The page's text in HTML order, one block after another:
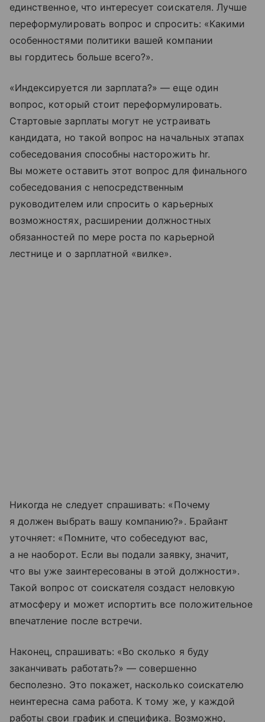
единственное, что интересует соискателя. Лучше
переформулировать вопрос и спросить: «Какими
особенностями политики вашей компании
вы гордитесь больше всего?».
«Индексируется ли зарплата?» — еще один
вопрос, который стоит переформулировать.
Стартовые зарплаты могут не устраивать
кандидата, но такой вопрос на начальных этапах
собеседования способны насторожить hr.
Вы можете оставить этот вопрос для финального
собеседования с непосредственным
руководителем или спросить о карьерных
возможностях, расширении должностных
обязанностей по мере роста по карьерной
лестнице и о зарплатной «вилке».
Никогда не следует спрашивать: «Почему
я должен выбрать вашу компанию?». Брайант
уточняет: «Помните, что собеседуют вас,
а не наоборот. Если вы подали заявку, значит,
что вы уже заинтересованы в этой должности».
Такой вопрос от соискателя создаст неловкую
атмосферу и может испортить все положительное
впечатление после встречи.
Наконец, спрашивать: «Во сколько я буду
заканчивать работать?» — совершенно
бесполезно. Это покажет, насколько соискателю
неинтересна сама работа. К тому же, у каждой
работы свои график и специфика. Возможно,